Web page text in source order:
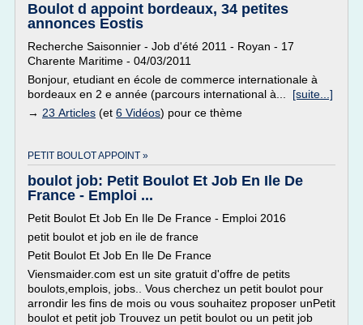
Boulot d appoint bordeaux, 34 petites
annonces Eostis
Recherche Saisonnier - Job d'été 2011 - Royan - 17
Charente Maritime - 04/03/2011
Bonjour, etudiant en école de commerce internationale à
bordeaux en 2 e année (parcours international à... [suite...]
→ 23 Articles (et 6 Vidéos) pour ce thème
PETIT BOULOT APPOINT »
boulot job: Petit Boulot Et Job En Ile De
France - Emploi ...
Petit Boulot Et Job En Ile De France - Emploi 2016
petit boulot et job en ile de france
Petit Boulot Et Job En Ile De France
Viensmaider.com est un site gratuit d'offre de petits
boulots,emplois, jobs.. Vous cherchez un petit boulot pour
arrondir les fins de mois ou vous souhaitez proposer unPetit
boulot et petit job Trouvez un petit boulot ou un petit job